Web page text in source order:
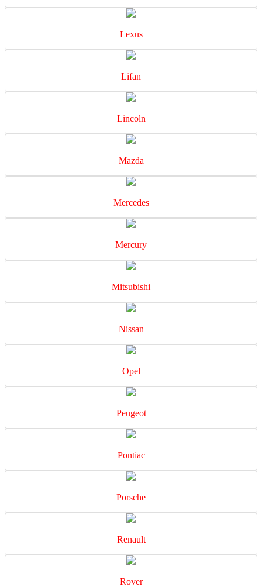
Lexus
Lifan
Lincoln
Mazda
Mercedes
Mercury
Mitsubishi
Nissan
Opel
Peugeot
Pontiac
Porsche
Renault
Rover